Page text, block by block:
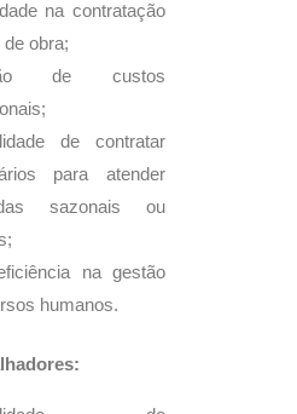
na contratação
obra;
de custos
de contratar
para atender
sazonais ou
na gestão
humanos.